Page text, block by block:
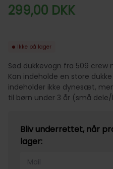
299,00 DKK
Ikke på lager
Sød dukkevogn fra 509 crew
Kan indeholde en store
indeholder ikke dynesæt,
til børn under 3 år (små
Bliv underrettet, når
lager: